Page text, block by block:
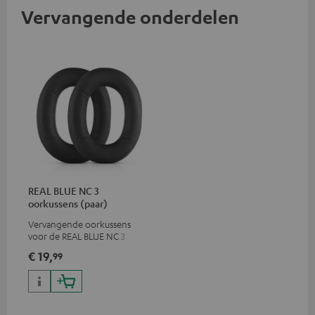
Vervangende onderdelen
REAL BLUE NC 3
oorkussens (paar)
Vervangende oorkussens
voor de REAL BLUE NC 3
€ 19,99